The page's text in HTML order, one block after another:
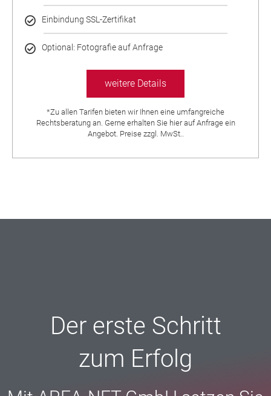
Einbindung SSL-Zertifikat
Optional: Fotografie auf Anfrage
weitere Details
*Zu allen Tarifen bieten wir Ihnen eine umfangreiche
Rechtsberatung an. Gerne erhalten Sie hier auf Anfrage ein
Angebot. Preise zzgl. MwSt..
Der erste Schritt
zum Erfolg